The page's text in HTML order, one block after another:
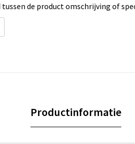
de product omschrijving of
Productinformatie